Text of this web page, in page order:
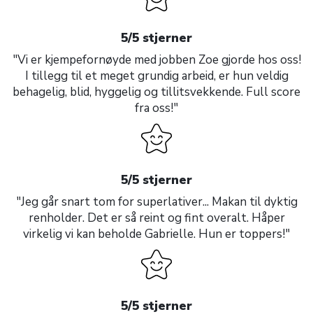
5/5 stjerner
"Vi er kjempefornøyde med jobben Zoe gjorde hos oss!
I tillegg til et meget grundig arbeid, er hun veldig
behagelig, blid, hyggelig og tillitsvekkende. Full score
fra oss!"
5/5 stjerner
"Jeg går snart tom for superlativer... Makan til dyktig
renholder. Det er så reint og fint overalt. Håper
virkelig vi kan beholde Gabrielle. Hun er toppers!"
5/5 stjerner